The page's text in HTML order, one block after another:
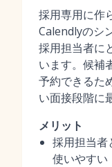
採用専用に作
Calendlyのシ
採用担当者に
います。候補
予約できるた
い面接段階に
メリット
採用担当者
使いやすい